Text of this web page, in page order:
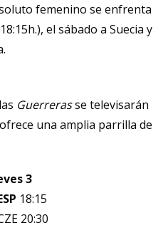
femenino se enfrenta
el sábado a Suecia y
Guerrerasse televisarán
una amplia parrilla de
3
18:15
20:30